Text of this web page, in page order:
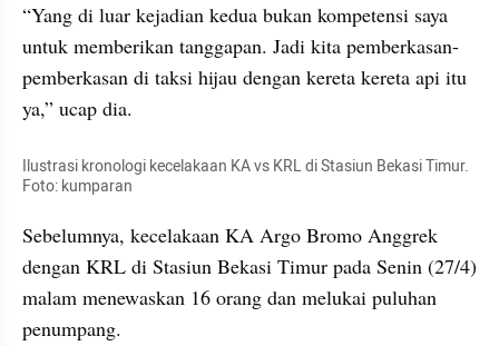
“Yang di luar kejadian kedua bukan kompetensi saya
untuk memberikan tanggapan. Jadi kita pemberkasan-
pemberkasan di taksi hijau dengan kereta kereta api itu
ya,” ucap dia.
Ilustrasi kronologi kecelakaan KA vs KRL di Stasiun Bekasi Timur.
Foto: kumparan
Sebelumnya, kecelakaan KA Argo Bromo Anggrek
dengan KRL di Stasiun Bekasi Timur pada Senin (27/4)
malam menewaskan 16 orang dan melukai puluhan
penumpang.